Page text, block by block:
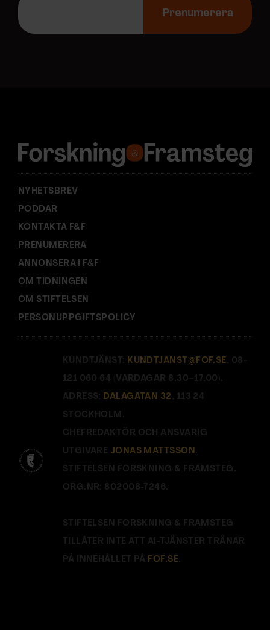
p
s
:
Prenumerera
NYHETSBREV
PODDAR
KONTAKTA F&F
PRENUMERERA
ANNONSERA I F&F
OM TIDNINGEN
OM STIFTELSEN
PERSONUPPGIFTSPOLICY
KUNDTJÄNST: KUNDTJANST@FOF.SE , 08-
121 060 64 (VARDAGAR 8.30–17.00).
ADRESS: DALAGATAN 32 , 113 24
STOCKHOLM.
CHEFREDAKTÖR OCH ANSVARIG
UTGIVARE JONAS MATTSSON .
STIFTELSEN FORSKNING & FRAMSTEG.
ORG.NR: 802008-7246.
STIFTELSEN FORSKNING & FRAMSTEG
TILLÅTER INTE ATT AI-TJÄNSTER TRÄNAR
PÅ INNEHÅLLET PÅ FOF.SE.